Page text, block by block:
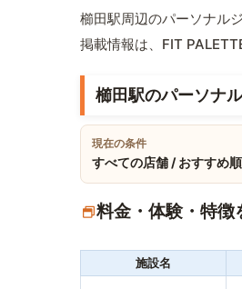
櫛田駅周辺のパーソナル
掲載情報は、FIT
櫛田駅のパーソナ
現在の条件
すべての店舗 / おすすめ順
料金・体験・特徴
施設名